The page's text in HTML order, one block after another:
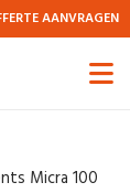
AANVRAGEN
Micra 100